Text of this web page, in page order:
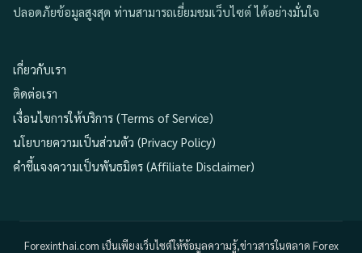
ปลอดภัยข้อมูลสูงสุด ท่านสามารถเยี่ยมชมเว็บไซต์ ได้อย่างมั่นใจ
เกี่ยวกับเรา
ติดต่อเรา
เงื่อนไขการให้บริการ (Terms of Service)
นโยบายความเป็นส่วนตัว (Privacy Policy)
คำชี้แจงความเป็นพันธมิตร (Affiliate Disclaimer)
Forexinthai.com เป็นเพียงเว็บไซต์ให้ข้อมูลความรู้,ข่าวสารในตลาด Forex